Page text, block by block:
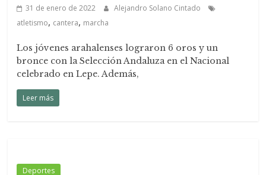
31 de enero de 2022
Alejandro Solano Cintado
atletismo, cantera, marcha
Los jóvenes arahalenses lograron 6 oros y un
bronce con la Selección Andaluza en el Nacional
celebrado en Lepe. Además,
Leer más
Deportes